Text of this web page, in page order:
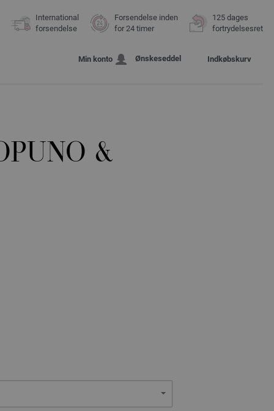
International
forsendelse
Forsendelse inden
for 24 timer
125 dages
fortrydelsesret
Min konto Ønskeseddel Indkøbskurv
&